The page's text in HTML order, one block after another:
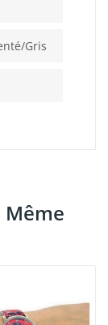
gris
Même